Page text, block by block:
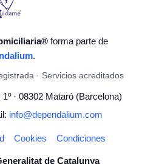
forma parte de
.
· Servicios acreditados
· 08302 Mataró (Barcelona)
info@dependalium.com
Cookies Condiciones
de Catalunya